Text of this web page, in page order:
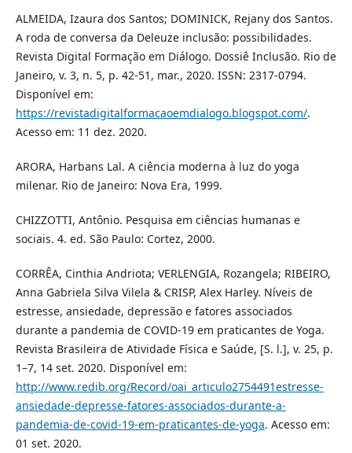
ALMEIDA, Izaura dos Santos; DOMINICK, Rejany dos Santos.
A roda de conversa da Deleuze inclusão: possibilidades.
Revista Digital Formação em Diálogo. Dossiê Inclusão. Rio de
Janeiro, v. 3, n. 5, p. 42-51, mar., 2020. ISSN: 2317-0794.
Disponível em:
https://revistadigitalformacaoemdialogo.blogspot.com/.
Acesso em: 11 dez. 2020.
ARORA, Harbans Lal. A ciência moderna à luz do yoga
milenar. Rio de Janeiro: Nova Era, 1999.
CHIZZOTTI, Antônio. Pesquisa em ciências humanas e
sociais. 4. ed. São Paulo: Cortez, 2000.
CORRÊA, Cinthia Andriota; VERLENGIA, Rozangela; RIBEIRO,
Anna Gabriela Silva Vilela & CRISP, Alex Harley. Níveis de
estresse, ansiedade, depressão e fatores associados
durante a pandemia de COVID-19 em praticantes de Yoga.
Revista Brasileira de Atividade Física e Saúde, [S. l.], v. 25, p.
1–7, 14 set. 2020. Disponível em:
http://www.redib.org/Record/oai_articulo2754491estresse-
ansiedade-depresse-fatores-associados-durante-a-
pandemia-de-covid-19-em-praticantes-de-yoga. Acesso em:
01 set. 2020.